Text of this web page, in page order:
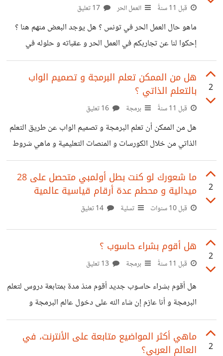
قبل 11 سنةً العمل الحر
ماهو حال العمل الحر في تونس ؟ هل يوجد البعض منهم هنا ؟
إحكوا لنا عن تجاربكم في العمل الحر و عقباته و حلوله في
تونس. لا أقصد بسؤال إحتقار باقي الأخوة من باقي دول العربية
!!عذراً !!
2
هل من الممكن تعلم البرمجة و تصميم الواب
بالتعلم الذاتي ؟
قبل 11 سنةً برمجة
هل من الممكن أن تعلم البرمجة و تصميم الواب عن طريق التعلم
الذاتي من خلال الكورسات و المنصات التعليمية و ماهي شروط
التي يجب توفرها في الشخص لتعلم ؟
2
ما شعورك لو كنت بطل أولمبي متحصل على 28
ميدالية و محطم عدة أرقام قياسية عالمية
قبل 10 سنوات تسلية
2
هل أقوم بشراء حاسوب ؟
قبل 11 سنةً برمجة
هل أقوم بشراء حاسوب جديد أقوم منذ مدة بمتابعة دروس لتعلم
البرمجة و أنا عازم إن شاء الله على دخول عالم البرمجة و
التصميم الواب لكن حاسوبي تعطل و هي ليست المرة الأولى .كما
أنه أصبح قديما بعض الشئ فهل تنصحوني بشراء أخر جديد أم
أصلحه
2
ماهي أكثر المواضيع متابعة على الأنترنت، في
العالم العربي؟